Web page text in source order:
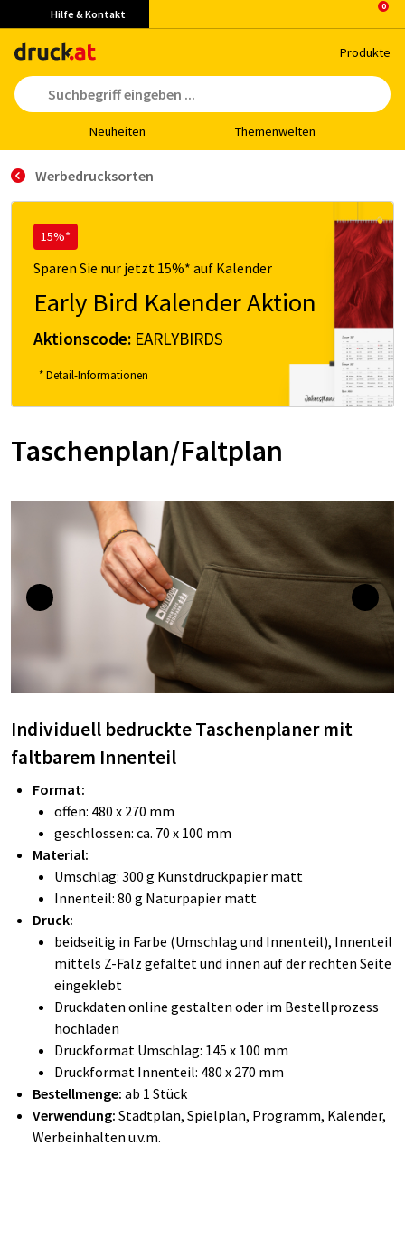
Hilfe & Kontakt
Pro­duk­te
Neu­hei­ten The­men­wel­ten
Werbedrucksorten
15%*
Sparen Sie nur jetzt 15%* auf Kalender
Early Bird Kalender Aktion
Aktionscode: EARLYBIRDS
* Detail-Informationen
Taschenplan/Faltplan
Individuell bedruckte Taschenplaner mit
faltbarem Innenteil
Format:
offen: 480 x 270 mm
geschlossen: ca. 70 x 100 mm
Material:
Umschlag: 300 g Kunstdruckpapier matt
Innenteil: 80 g Naturpapier matt
Druck:
beidseitig in Farbe (Umschlag und Innenteil), Innenteil
mittels Z-Falz gefaltet und innen auf der rechten Seite
eingeklebt
Druckdaten online gestalten oder im Bestellprozess
hochladen
Druckformat Umschlag: 145 x 100 mm
Druckformat Innenteil: 480 x 270 mm
Bestellmenge: ab 1 Stück
Verwendung: Stadtplan, Spielplan, Programm, Kalender,
Werbeinhalten u.v.m.